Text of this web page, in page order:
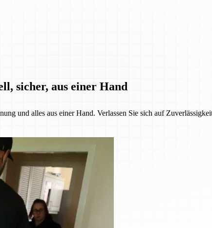
sicher, aus einer Hand
und alles aus einer Hand. Verlassen Sie sich auf